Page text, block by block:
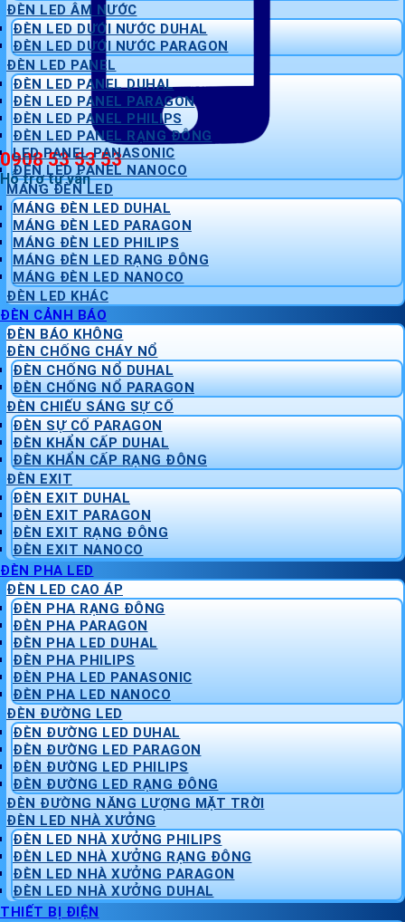
0908 53 53 53
Hỗ trợ tư vấn
ĐÈN LED ÂM NƯỚC
ĐÈN LED DƯỚI NƯỚC DUHAL
ĐÈN LED DƯỚI NƯỚC PARAGON
ĐÈN LED PANEL
ĐÈN LED PANEL DUHAL
ĐÈN LED PANEL PARAGON
ĐÈN LED PANEL PHILIPS
ĐÈN LED PANEL RẠNG ĐÔNG
LED PANEL PANASONIC
ĐÈN LED PANEL NANOCO
MÁNG ĐÈN LED
MÁNG ĐÈN LED DUHAL
MÁNG ĐÈN LED PARAGON
MÁNG ĐÈN LED PHILIPS
MÁNG ĐÈN LED RẠNG ĐÔNG
MÁNG ĐÈN LED NANOCO
ĐÈN LED KHÁC
ĐÈN CẢNH BÁO
ĐÈN BÁO KHÔNG
ĐÈN CHỐNG CHÁY NỔ
ĐÈN CHỐNG NỔ DUHAL
ĐÈN CHỐNG NỔ PARAGON
ĐÈN CHIẾU SÁNG SỰ CỐ
ĐÈN SỰ CỐ PARAGON
ĐÈN KHẨN CẤP DUHAL
ĐÈN KHẨN CẤP RẠNG ĐÔNG
ĐÈN EXIT
ĐÈN EXIT DUHAL
ĐÈN EXIT PARAGON
ĐÈN EXIT RẠNG ĐÔNG
ĐÈN EXIT NANOCO
ĐÈN PHA LED
ĐÈN LED CAO ÁP
ĐÈN PHA RẠNG ĐÔNG
ĐÈN PHA PARAGON
ĐÈN PHA LED DUHAL
ĐÈN PHA PHILIPS
ĐÈN PHA LED PANASONIC
ĐÈN PHA LED NANOCO
ĐÈN ĐƯỜNG LED
ĐÈN ĐƯỜNG LED DUHAL
ĐÈN ĐƯỜNG LED PARAGON
ĐÈN ĐƯỜNG LED PHILIPS
ĐÈN ĐƯỜNG LED RẠNG ĐÔNG
ĐÈN ĐƯỜNG NĂNG LƯỢNG MẶT TRỜI
ĐÈN LED NHÀ XƯỞNG
ĐÈN LED NHÀ XƯỞNG PHILIPS
ĐÈN LED NHÀ XƯỞNG RẠNG ĐÔNG
ĐÈN LED NHÀ XƯỞNG PARAGON
ĐÈN LED NHÀ XƯỞNG DUHAL
THIẾT BỊ ĐIỆN